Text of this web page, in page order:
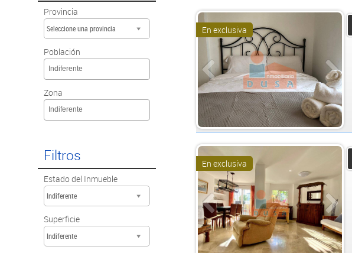
En exclusiva
En exclusiva
Provincia
Seleccione una provincia
Población
Indiferente
Zona
Indiferente
Filtros
Estado del Inmueble
Indiferente
Superficie
Indiferente